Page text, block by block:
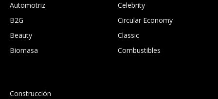
Automotriz
B2G
Beauty
Biomasa
Celebrity
Circular Economy
Classic
Combustibles
Construcción